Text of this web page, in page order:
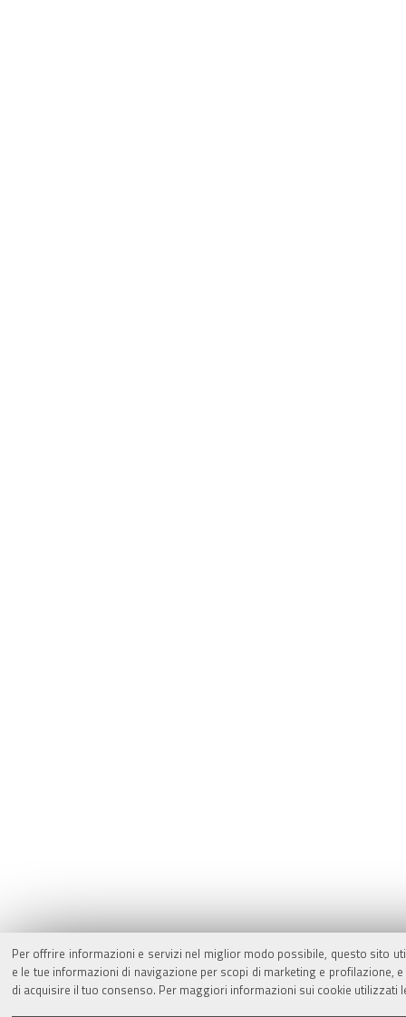
Per offrire informazioni e servizi nel miglior modo possibile, questo sito
e le tue informazioni di navigazione per scopi di marketing e
di acquisire il tuo consenso. Per maggiori informazioni sui cookie utilizzati